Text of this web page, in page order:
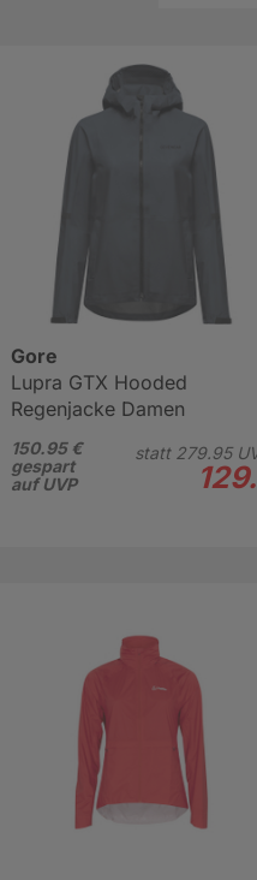
Gore
Lupra GTX Hooded
Regenjacke Damen
150.95 €
gespart
auf UVP
statt 279.95